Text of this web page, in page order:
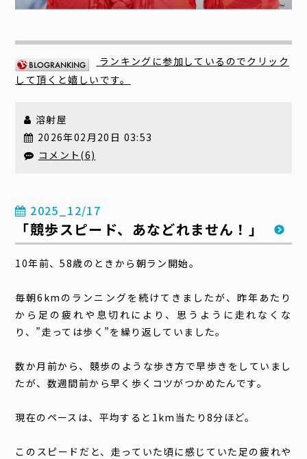
ランキングに参加しているのでクリック
して頂くと嬉しいです。
溶射屋
2026年02月20日 03:53
コメント(6)
2025_12/17
「競歩スピード、あなどれません！」
10年前、58歳のときから朝ラン開始。
毎朝6kmのランニングを続けてきましたが、昨年あたり
から足の疲れや息切れにより、思うように走れなくな
り、”走っては歩く”を繰り返していました。
数か月前から、競歩のような歩き方で早歩きをしていまし
たが、数週間前から早く歩くコツがつかめたんです。
現在のペースは、平均すると1km当たり8分ほど。
このスピードだと、走っていた頃に感じていた足の疲れや